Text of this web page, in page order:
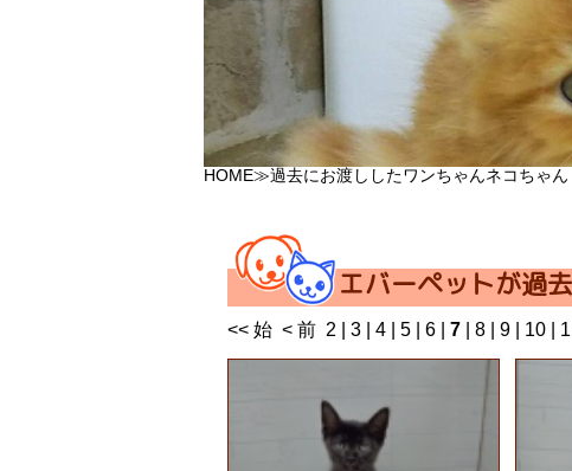
HOME≫過去にお渡ししたワンちゃんネコちゃん
エバーペットが過
<< 始 < 前 2 3 4 5 6 7 8 9 10